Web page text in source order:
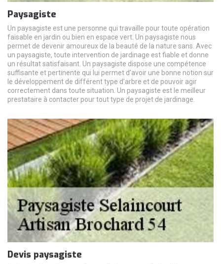
Paysagiste
Un paysagiste est une personne qui travaille pour toute opération
faisable en jardin ou bien en espace vert. Un paysagiste nous
permet de devenir amoureux de la beauté de la nature sans. Avec
un paysagiste, toute intervention de jardinage est fiable et donne
un résultat satisfaisant. Un paysagiste dispose une compétence
suffisante et pertinente qui lui permet d’avoir une bonne notion sur
le développement de différent type d’arbre et de pouvoir agir
correctement dans toute situation. Un paysagiste est le meilleur
prestataire à contacter pour tout type de projet de jardinage.
Devis paysagiste